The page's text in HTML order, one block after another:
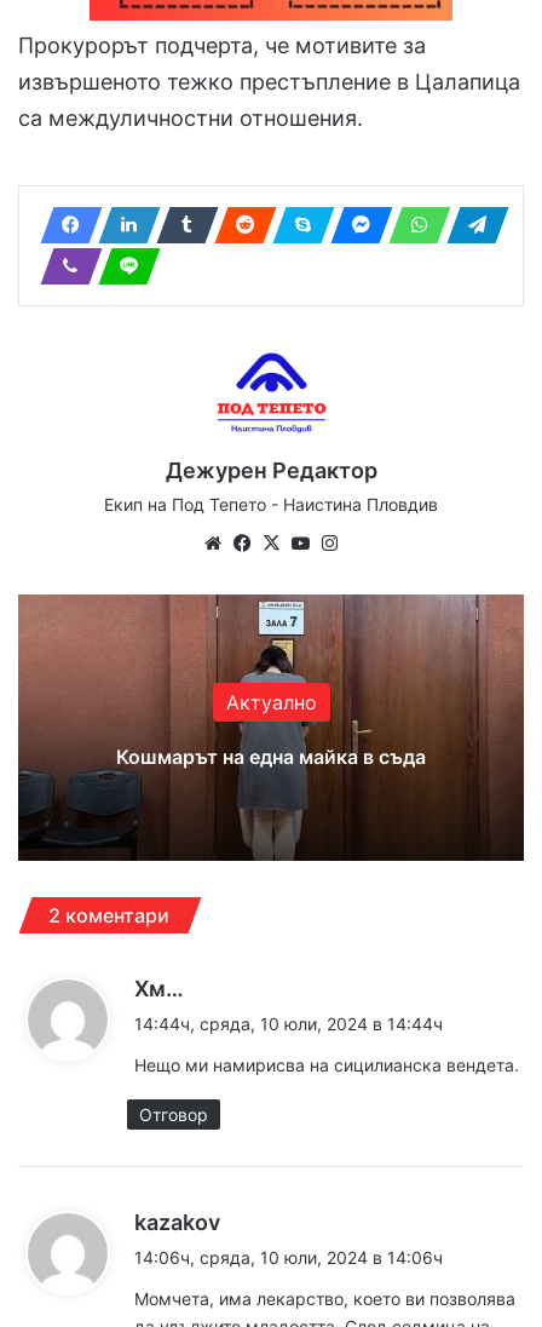
Прокурорът подчерта, че мотивите за
извършеното тежко престъпление в Цалапица
са междуличностни отношения.
Дежурен Редактор
Екип на Под Тепето - Наистина Пловдив
WebsiteFacebook
X YouTube
Актуално
Кошмарът на една майка в съда
2 коментари
Хм…
а
:
14:44ч, сряда, 10 юли, 2024 в 14:44ч
Нещо ми намирисва на сицилианска вендета.
Отговор
kazakov
а
14:06ч, сряда, 10 юли, 2024 в 14:06ч
Момчета, има лекарство, което ви позволява